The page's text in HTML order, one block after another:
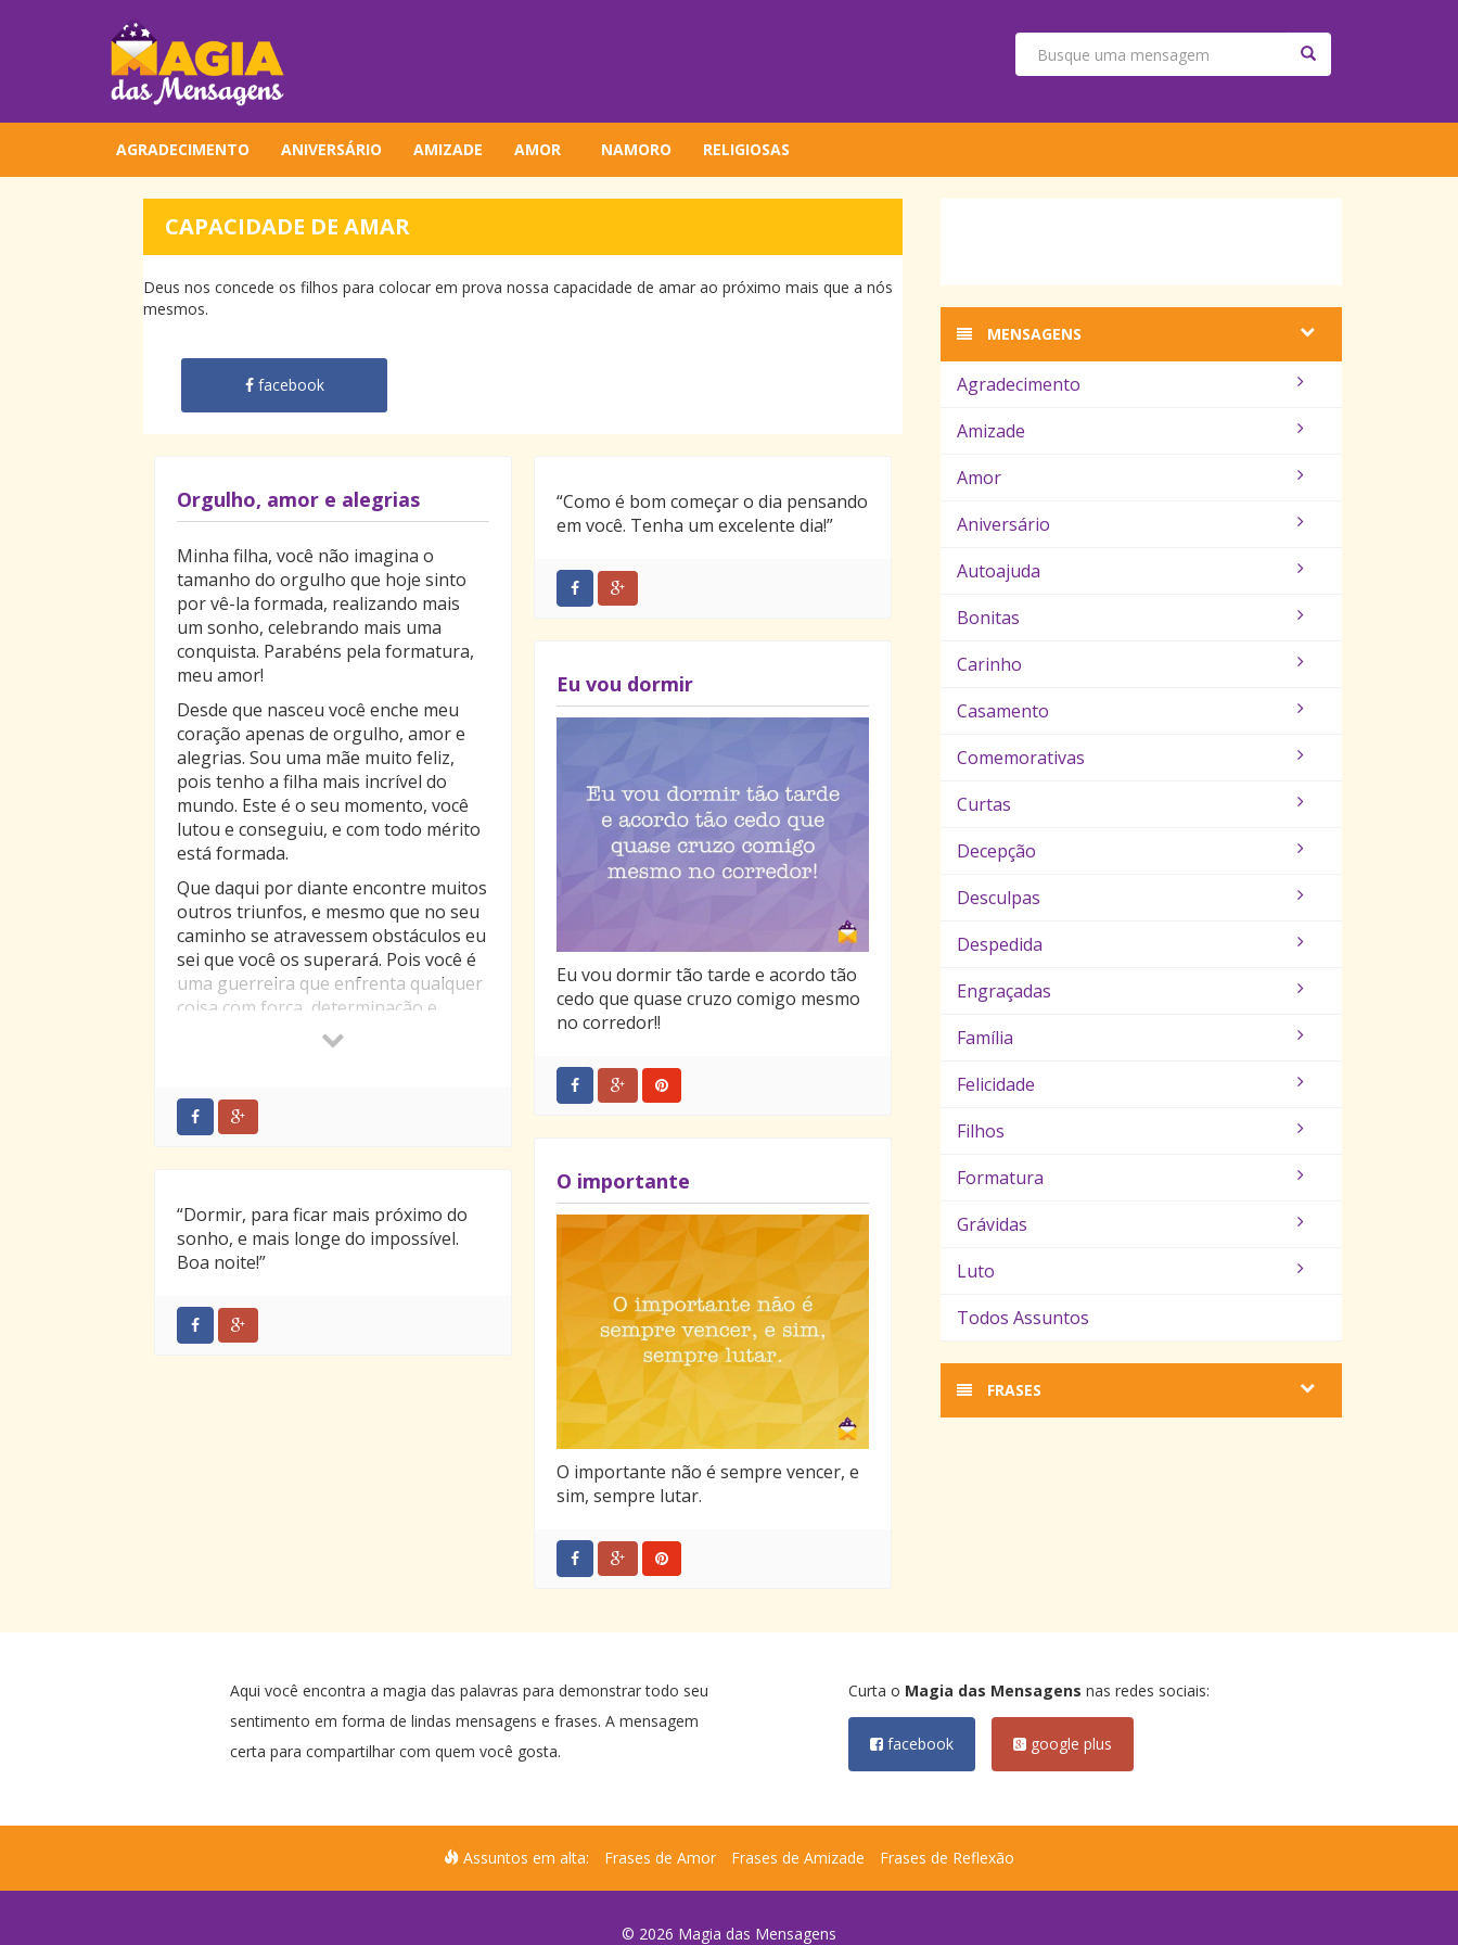
AGRADECIMENTO ANIVERSÁRIO AMIZADE AMOR NAMORO RELIGIOSAS
CAPACIDADE DE AMAR
Deus nos concede os filhos para colocar em prova nossa capacidade de amar ao próximo mais que a nós
mesmos.
facebook
Orgulho, amor e alegrias
Minha filha, você não imagina o
tamanho do orgulho que hoje sinto
por vê-la formada, realizando mais
um sonho, celebrando mais uma
conquista. Parabéns pela formatura,
meu amor!
Desde que nasceu você enche meu
coração apenas de orgulho, amor e
alegrias. Sou uma mãe muito feliz,
pois tenho a filha mais incrível do
mundo. Este é o seu momento, você
lutou e conseguiu, e com todo mérito
está formada.
Que daqui por diante encontre muitos
outros triunfos, e mesmo que no seu
caminho se atravessem obstáculos eu
sei que você os superará. Pois você é
uma guerreira que enfrenta qualquer
coisa com força, determinação e
sucesso em sua vida. Mais uma vez
parabéns! Estou tão orgulhosa. Eu te
“Como é bom começar o dia pensando
em você. Tenha um excelente dia!”
Eu vou dormir
Eu vou dormir tão tarde e acordo tão
cedo que quase cruzo comigo mesmo
no corredor!!
O importante
O importante não é sempre vencer, e
sim, sempre lutar.
“Dormir, para ficar mais próximo do
sonho, e mais longe do impossível.
Boa noite!”
MENSAGENS
Agradecimento
Amizade
Amor
Aniversário
Autoajuda
Bonitas
Carinho
Casamento
Comemorativas
Curtas
Decepção
Desculpas
Despedida
Engraçadas
Família
Felicidade
Filhos
Formatura
Grávidas
Luto
Todos Assuntos
FRASES
Aqui você encontra a magia das palavras para demonstrar todo seu
sentimento em forma de lindas mensagens e frases. A mensagem
certa para compartilhar com quem você gosta.
Curta o Magia das Mensagens nas redes sociais:
facebook google plus
Assuntos em alta: Frases de Amor Frases de Amizade Frases de Reflexão
© 2026 Magia das Mensagens